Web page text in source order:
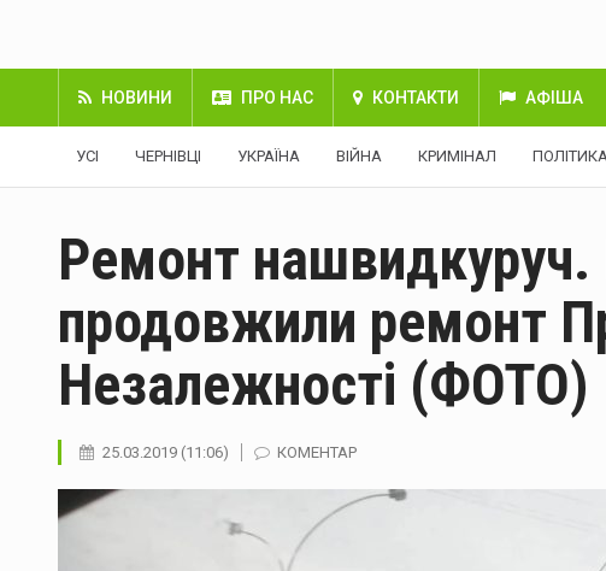
НОВИНИ ПРО НАС КОНТАКТИ АФІША
УСІ ЧЕРНІВЦІ УКРАЇНА ВІЙНА КРИМІНАЛ
Ремонт нашвидкуруч.
продовжили ремонт
Незалежності (ФОТО)
25.03.2019 (11:06) КОМЕНТАР